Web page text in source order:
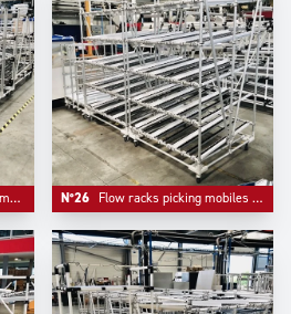
N°26 Flow racks picking mobiles de grande dimension. L'aluminium s'impose pour un allègement rendant les systèmes réellement mobiles.